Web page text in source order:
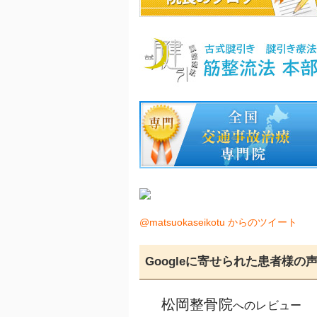
@matsuokaseikotu からのツイート
Googleに寄せられた患者様の声